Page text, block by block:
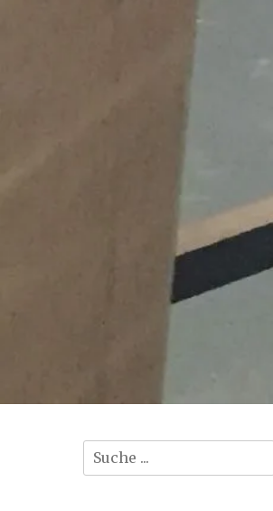
Suche
nach: